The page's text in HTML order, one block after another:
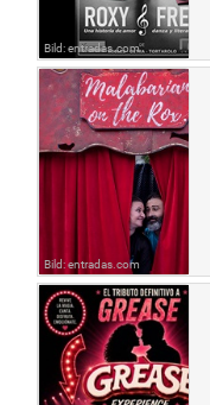
Bild: entradas.com
Bild: entradas.com